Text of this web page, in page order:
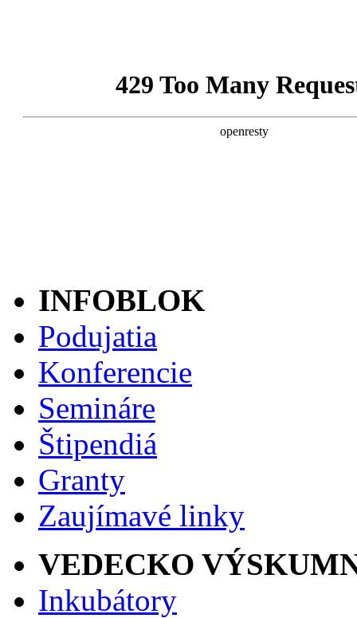
INFOBLOK
Podujatia
Konferencie
Semináre
Štipendiá
Granty
Zaujímavé linky
VEDECKO
Inkubátory